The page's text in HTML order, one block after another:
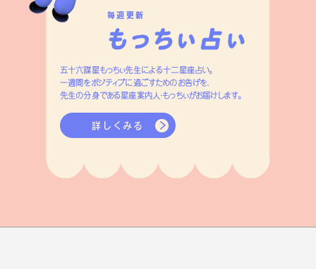
毎週更新
五十六謀星もっちぃ先生による十二星座占い。
一週間をポジティブに過ごすためのお告げを、
先生の分身である星座案内人・もっちぃがお届けします。
詳しくみる